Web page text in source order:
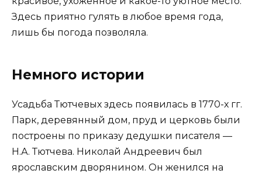
Здесь приятно гулять в любое время года,
лишь бы погода позволяла.
Немного истории
Усадьба Тютчевых здесь появилась в 1770-х гг.
Парк, деревянный дом, пруд и церковь были
построены по приказу дедушки писателя —
Н.А. Тютчева. Николай Андреевич был
ярославским дворянином. Он женился на